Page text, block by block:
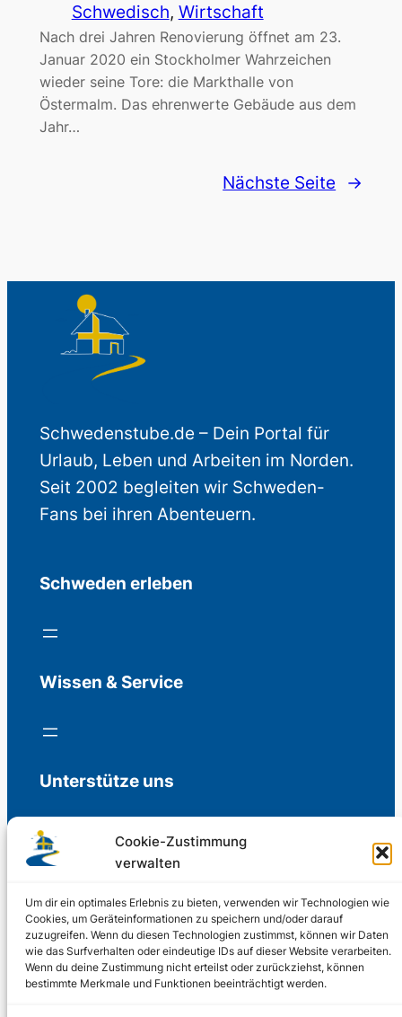
Cookie-Zustimmung
verwalten
Um dir ein optimales Erlebnis zu bieten, verwenden wir Technologien wie
Cookies, um Geräteinformationen zu speichern und/oder darauf
zuzugreifen. Wenn du diesen Technologien zustimmst, können wir Daten
wie das Surfverhalten oder eindeutige IDs auf dieser Website verarbeiten.
Wenn du deine Zustimmung nicht erteilst oder zurückziehst, können
bestimmte Merkmale und Funktionen beeinträchtigt werden.
Schwedisch, Wirtschaft
Nach drei Jahren Renovierung öffnet am 23.
Januar 2020 ein Stockholmer Wahrzeichen
wieder seine Tore: die Markthalle von
Östermalm. Das ehrenwerte Gebäude aus dem
Jahr…
Nächste Seite →
Schwedenstube.de – Dein Portal für
Urlaub, Leben und Arbeiten im Norden.
Seit 2002 begleiten wir Schweden-
Fans bei ihren Abenteuern.
Schweden erleben
Wissen & Service
Unterstütze uns
Freiwillige Spenden für die Aufrechterhaltung
Support us